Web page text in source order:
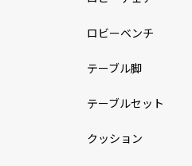
ロビーベンチ
テーブル脚
テーブルセット
クッション